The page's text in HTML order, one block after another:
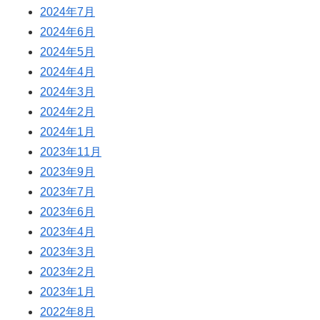
2024年7月
2024年6月
2024年5月
2024年4月
2024年3月
2024年2月
2024年1月
2023年11月
2023年9月
2023年7月
2023年6月
2023年4月
2023年3月
2023年2月
2023年1月
2022年8月